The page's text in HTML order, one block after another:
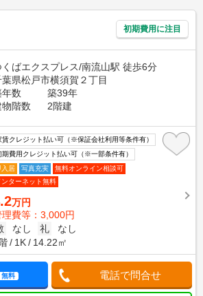
初期費用に注目
くばエクスプレス/南流山駅 徒歩6分
葉県松戸市横須賀２丁目
年数
築39年
物階数
2階建
賃クレジット払い可（※保証会社利用等条件有）
期費用クレジット払い可（※一部条件有）
入居
写真充実
無料オンライン相談可
ンターネット無料
万円
理費等：3,000円
なし 礼
なし
1K 14.22㎡
無料 電話で問合せ